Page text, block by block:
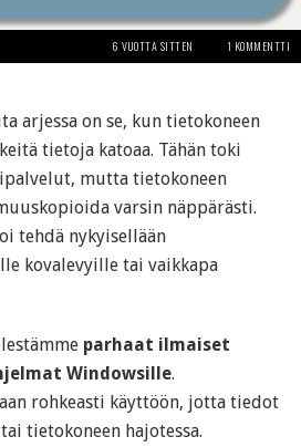
6 VUOTTA SITTEN 1 KOMMENTTI
arjessa on se, kun tietokoneen
tietoja katoaa. Tähän toki
mutta tietokoneen
varsin näppärästi.
tehdä nykyisellään
kovalevyille tai vaikkapa
parhaat ilmaiset
Windowsille.
rohkeasti käyttöön, jotta tiedot
tietokoneen hajotessa.